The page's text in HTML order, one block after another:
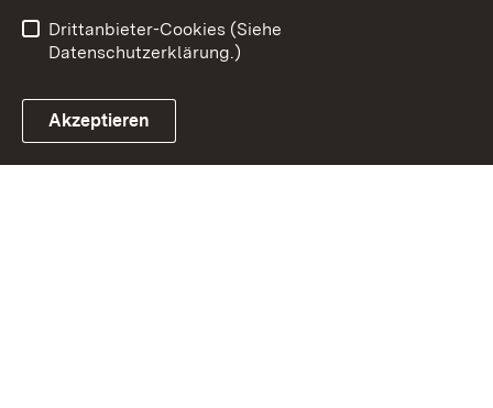
Drittanbieter-Cookies (Siehe
Datenschutzerklärung.)
Akzeptieren